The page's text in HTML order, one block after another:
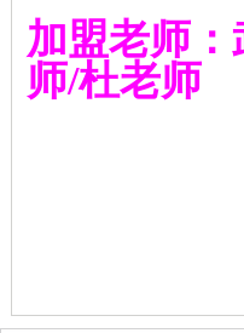
加盟老师：
师/杜老师